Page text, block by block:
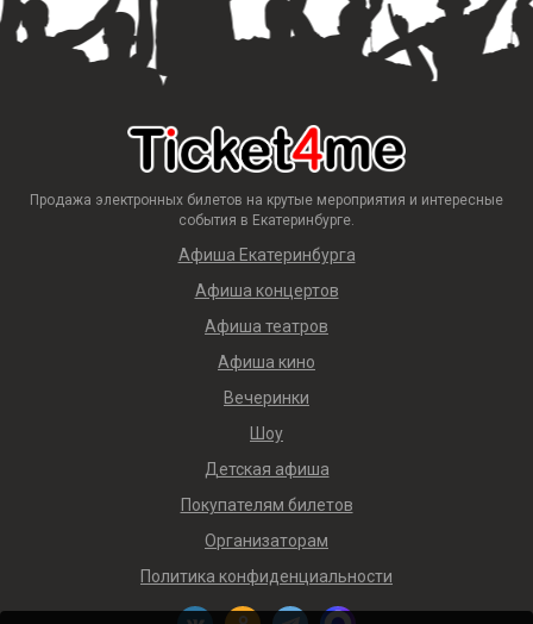
Продажа электронных билетов на крутые мероприятия и интересные
события в Екатеринбурге.
Афиша Екатеринбурга
Афиша концертов
Афиша театров
Афиша кино
Вечеринки
Шоу
Детская афиша
Покупателям билетов
Организаторам
Политика конфиденциальности